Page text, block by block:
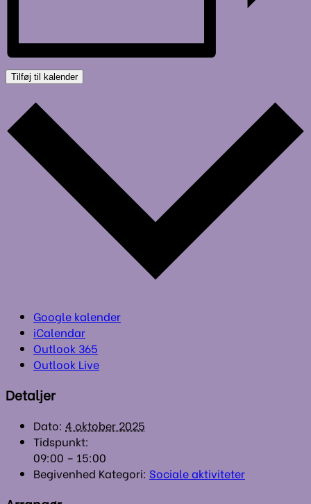
Tilføj til kalender
Google kalender
iCalendar
Outlook 365
Outlook Live
Detaljer
Dato: 4 oktober 2025
Tidspunkt:
09:00 – 15:00
Begivenhed Kategori: Sociale aktiviteter